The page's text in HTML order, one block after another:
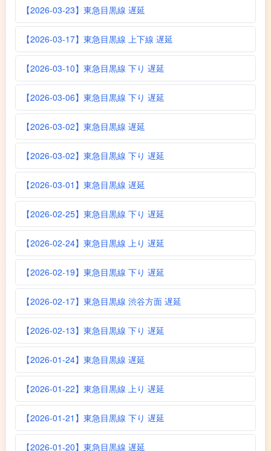
【2026-03-23】東急目黒線 遅延
【2026-03-17】東急目黒線 上下線 遅延
【2026-03-10】東急目黒線 下り 遅延
【2026-03-06】東急目黒線 下り 遅延
【2026-03-02】東急目黒線 遅延
【2026-03-02】東急目黒線 下り 遅延
【2026-03-01】東急目黒線 遅延
【2026-02-25】東急目黒線 下り 遅延
【2026-02-24】東急目黒線 上り 遅延
【2026-02-19】東急目黒線 下り 遅延
【2026-02-17】東急目黒線 渋谷方面 遅延
【2026-02-13】東急目黒線 下り 遅延
【2026-01-24】東急目黒線 遅延
【2026-01-22】東急目黒線 上り 遅延
【2026-01-21】東急目黒線 下り 遅延
【2026-01-20】東急目黒線 遅延